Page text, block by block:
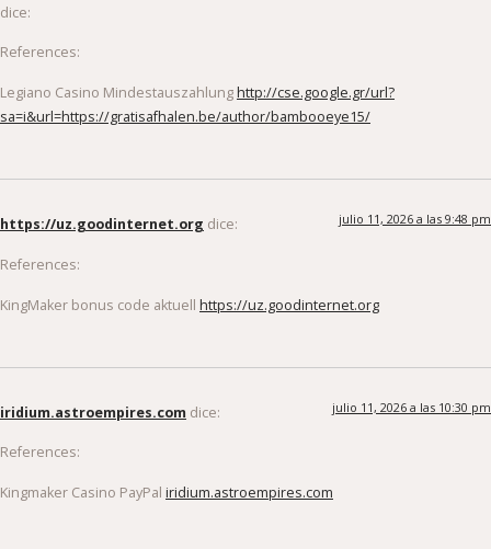
dice:
References:
Legiano Casino Mindestauszahlunghttp://cse.google.gr/url?
sa=i&url=https://gratisafhalen.be/author/bambooeye15/
https://uz.goodinternet.org dice: julio 11, 2026 a las 9:48 pm
References:
KingMaker bonus code aktuell https://uz.goodinternet.org
iridium.astroempires.com dice: julio 11, 2026 a las 10:30 pm
References:
Kingmaker Casino PayPal iridium.astroempires.com